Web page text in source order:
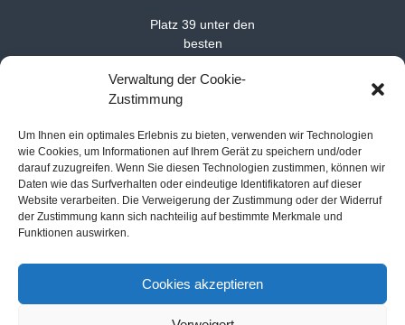
Verwaltung der Cookie-
Zustimmung
Um Ihnen ein optimales Erlebnis zu bieten, verwenden wir Technologien
wie Cookies, um Informationen auf Ihrem Gerät zu speichern und/oder
darauf zuzugreifen. Wenn Sie diesen Technologien zustimmen, können wir
Daten wie das Surfverhalten oder eindeutige Identifikatoren auf dieser
Website verarbeiten. Die Verweigerung der Zustimmung oder der Widerruf
der Zustimmung kann sich nachteilig auf bestimmte Merkmale und
Funktionen auswirken.
Cookies akzeptieren
Platz 39 unter den
besten
Arbeitgebern in Europa
im Jahr 2025
Richtlinie-Impressum-Datenschutzerklärung